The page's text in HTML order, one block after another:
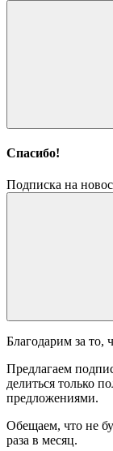
Спасибо!
Подписка на
Благодарим за то,
Предлагаем
делиться только
предложениями.
Обещаем, что не
раза в месяц.